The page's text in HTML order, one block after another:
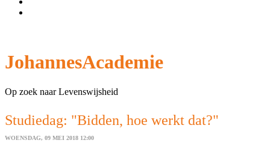
JohannesAcademie
Op zoek naar Levenswijsheid
Studiedag: "Bidden, hoe werkt dat?"
WOENSDAG, 09 MEI 2018 12:00